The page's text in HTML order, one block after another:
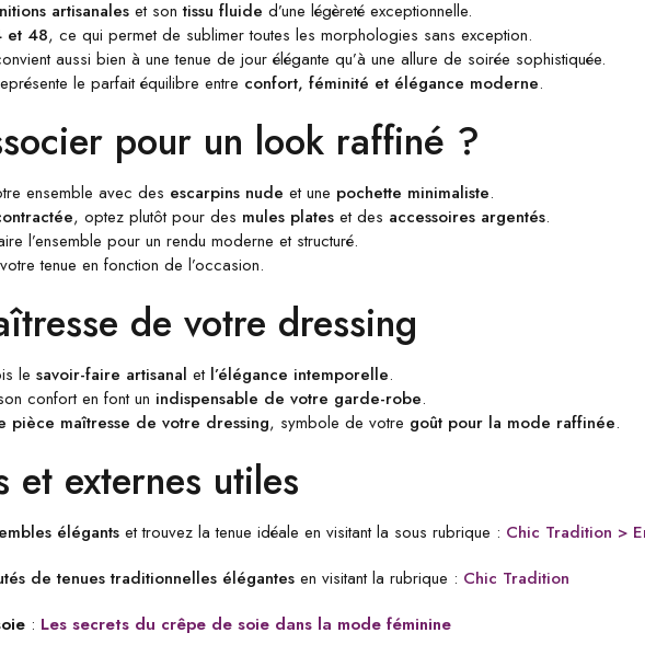
artisanales et sontissu fluide d’une légèreté exceptionnelle.
et 48, ce qui permet de sublimer toutes les morphologies sans exception.
aussi bien à une tenue de jour élégante qu’à une allure de soirée sophistiquée.
le parfait équilibre entre confort, féminité et élégance moderne.
pour un look raffiné ?
ensemble avec des escarpins nude et une pochette minimaliste.
, optez plutôt pour des mules plates et des accessoires argentés.
l’ensemble pour un rendu moderne et structuré.
tenue en fonction de l’occasion.
de votre dressing
le savoir-faire artisanal et l’élégance intemporelle.
confort en font un indispensable de votre garde-robe.
pièce maîtresse de votre dressing, symbole de votre goût pour la mode raffinée.
et externes utiles
élégants et trouvez la tenue idéale en visitant la sous rubrique : Chic Tradition >
de tenues traditionnelles élégantes en visitant la rubrique : Chic Tradition
: Les secrets du crêpe de soie dans la mode féminine